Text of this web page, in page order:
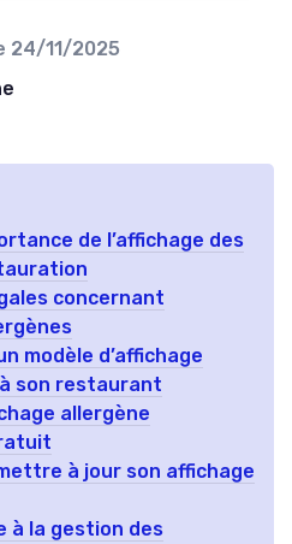
24/11/2025
de l’affichage des
concernant
modèle d’affichage
son restaurant
allergène
à jour son affichage
à la gestion des